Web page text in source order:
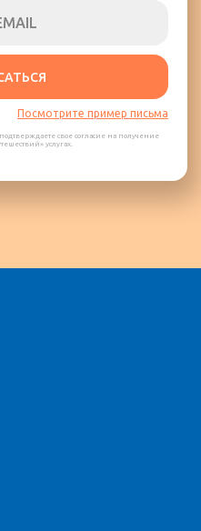
Посмотрите пример письма
свое согласие на получение
услугах.